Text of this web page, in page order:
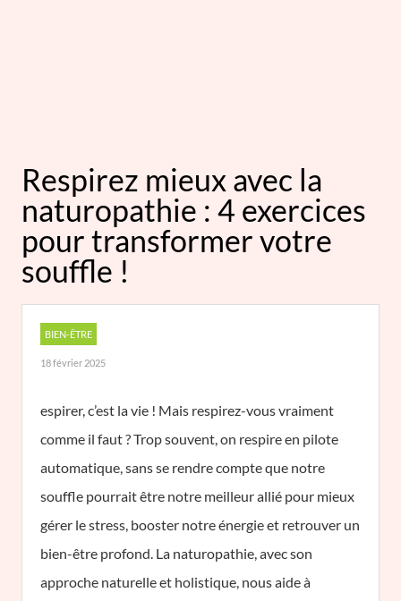
Respirez mieux avec la
naturopathie : 4 exercices
pour transformer votre
souffle !
BIEN-ÊTRE
18 février 2025
espirer, c’est la vie ! Mais respirez-vous vraiment
comme il faut ? Trop souvent, on respire en pilote
automatique, sans se rendre compte que notre
souffle pourrait être notre meilleur allié pour mieux
gérer le stress, booster notre énergie et retrouver un
bien-être profond. La naturopathie, avec son
approche naturelle et holistique, nous aide à